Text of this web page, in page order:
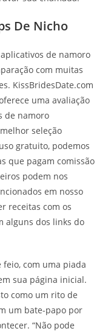
De Nicho
de namoro
com muitas
KissBridesDate.com
uma avaliação
de namoro
seleção
gratuito, podemos
que pagam comissão
podem nos
em nosso
receitas com os
alguns dos links do
com uma piada
sua página inicial.
como um rito de
um bate-papo por
“Não pode